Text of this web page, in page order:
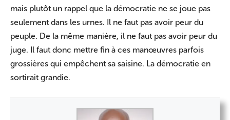
mais plutôt un rappel que la démocratie ne se joue pas
seulement dans les urnes. Il ne faut pas avoir peur du
peuple. De la même manière, il ne faut pas avoir peur du
juge. Il faut donc mettre fin à ces manœuvres parfois
grossières qui empêchent sa saisine. La démocratie en
sortirait grandie.